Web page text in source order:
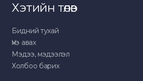
Хэтийн төлөв
Бидний тухай
Үнэ авах
Мэдээ, мэдээлэл
Холбоо барих